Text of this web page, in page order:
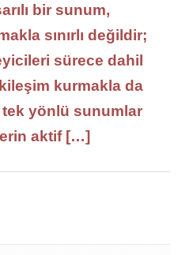
bir sunum,
sınırlı değildir;
sürece dahil
kurmakla da
yönlü sunumlar
aktif […]